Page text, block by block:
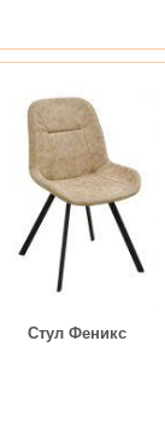
Стул Феникс